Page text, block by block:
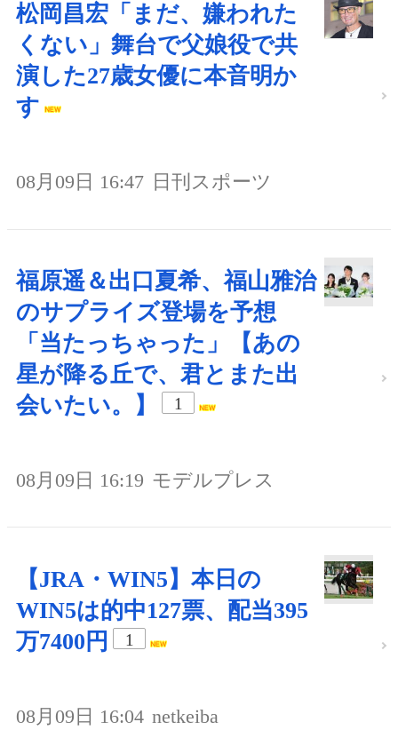
松岡昌宏「まだ、嫌われた
くない」舞台で父娘役で共
演した27歳女優に本音明か
す
08月09日 16:47 日刊スポーツ
福原遥＆出口夏希、福山雅治
のサプライズ登場を予想
「当たっちゃった」【あの
星が降る丘で、君とまた出
会いたい。】
1
08月09日 16:19 モデルプレス
【JRA・WIN5】本日の
WIN5は的中127票、配当395
万7400円
1
08月09日 16:04 netkeiba